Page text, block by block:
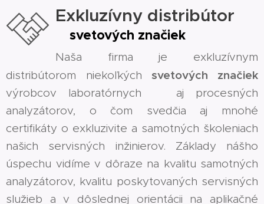
Exkluzívny distribútor
svetových značiek
Naša firma je exkluzívnym
distribútorom niekoľkýchsvetových značiek
výrobcov laboratórnych aj procesných
analyzátorov, o čom svedčia aj mnohé
certifikáty o exkluzivite a samotných školeniach
našich servisných inžinierov. Základy nášho
úspechu vidíme v dôraze na kvalitu samotných
analyzátorov, kvalitu poskytovaných servisných
služieb a v dôslednej orientácii na aplikačné